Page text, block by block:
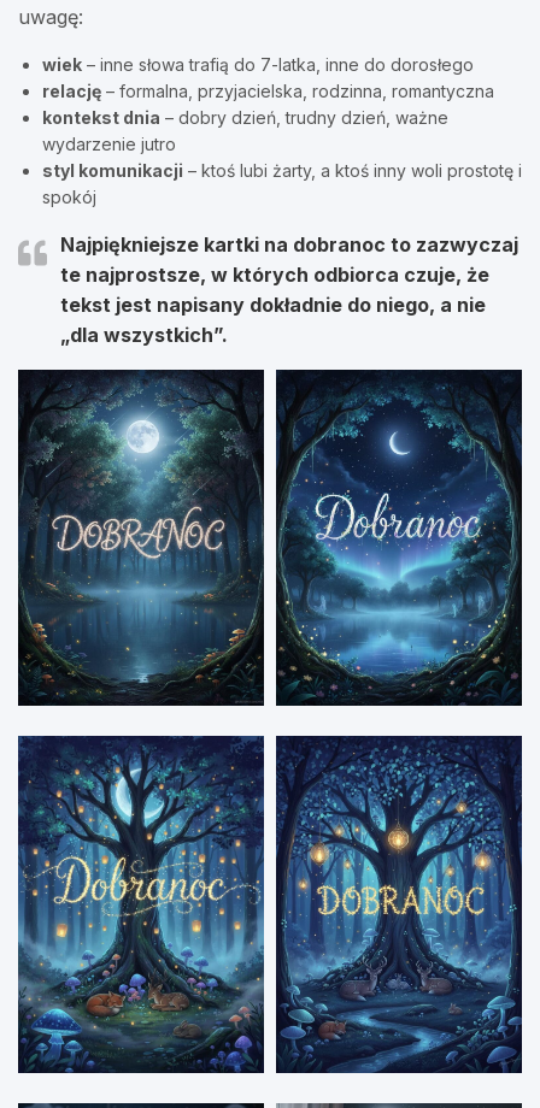
uwagę:
wiek – inne słowa trafią do 7-latka, inne do dorosłego
relację – formalna, przyjacielska, rodzinna, romantyczna
kontekst dnia – dobry dzień, trudny dzień, ważne
wydarzenie jutro
styl komunikacji – ktoś lubi żarty, a ktoś inny woli prostotę i
spokój
Najpiękniejsze kartki na dobranoc to zazwyczaj
te najprostsze, w których odbiorca czuje, że
tekst jest napisany dokładnie do niego, a nie
„dla wszystkich”.